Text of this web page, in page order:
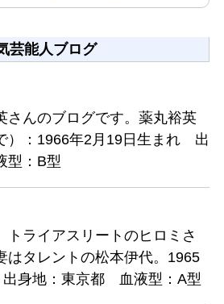
芸能人ブログ
さんのブログです。薬丸裕英
）：1966年2月19日生まれ 出
：B型
トライアスリートのヒロミさ
はタレントの松本伊代。1965
身地：東京都 血液型：A型